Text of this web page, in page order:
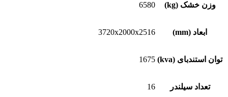
وزن خشک (kg) 6580
ابعاد (mm) 3720x2000x2516
توان استندبای (kva) 1675
تعداد سیلندر 16